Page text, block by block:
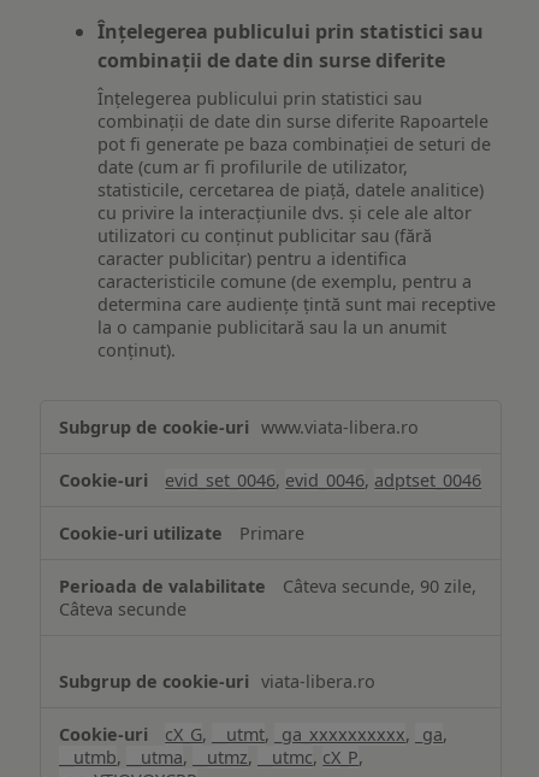
Înțelegerea publicului prin statistici sau
combinații de date din surse diferite
Înțelegerea publicului prin statistici sau
combinații de date din surse diferite Rapoartele
pot fi generate pe baza combinației de seturi de
date (cum ar fi profilurile de utilizator,
statisticile, cercetarea de piață, datele analitice)
cu privire la interacțiunile dvs. și cele ale altor
utilizatori cu conținut publicitar sau (fără
caracter publicitar) pentru a identifica
caracteristicile comune (de exemplu, pentru a
determina care audiențe țintă sunt mai receptive
la o campanie publicitară sau la un anumit
conținut).
www.viata-libera.ro
evid_set_0046, evid_0046, adptset_0046
Primare
Câteva secunde, 90 zile,
Câteva secunde
viata-libera.ro
cX_G, __utmt, _ga_xxxxxxxxxx, _ga,
__utmb, __utma, __utmz, __utmc, cX_P,